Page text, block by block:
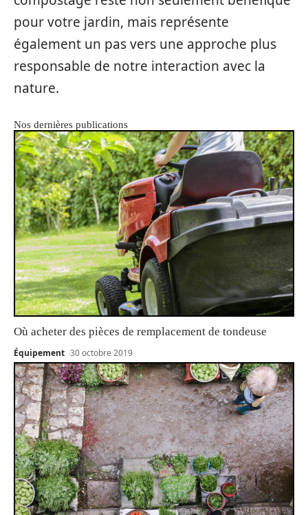
pour votre jardin, mais représente
également un pas vers une approche plus
responsable de notre interaction avec la
nature.
Nos dernières publications
Où acheter des pièces de remplacement de tondeuse
Équipement 30 octobre 2019